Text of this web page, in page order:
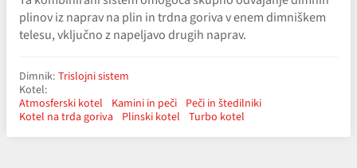
plinov iz naprav na plin in trdna goriva v enem dimniškem
telesu, vključno z napeljavo drugih naprav.
Dimnik: Trislojni sistem
Kotel:
Atmosferski kotel
Kamini in peči Peči in štedilniki
Kotel na trda goriva
Plinski kotel Turbo kotel